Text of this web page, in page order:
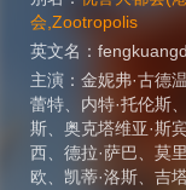
会,Zootropolis
英文名：
主演： 金妮弗·古德温
蕾特
内特·托伦斯
斯
奥克塔维亚·斯
西
德拉·萨巴 莫
欧
凯蒂·洛斯 吉